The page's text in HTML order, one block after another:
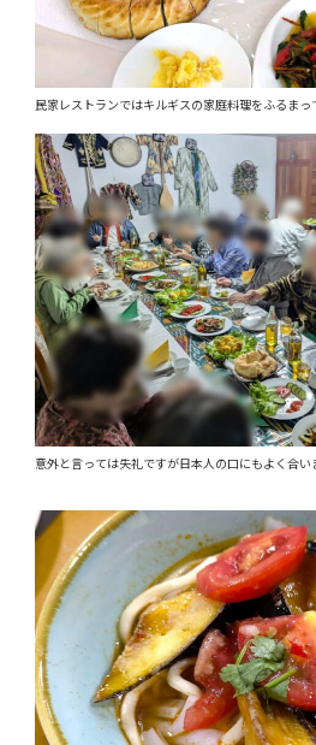
民家レストランではキルギスの家庭料理をふるまっ
意外と言っては失礼ですが日本人の口にもよく合い